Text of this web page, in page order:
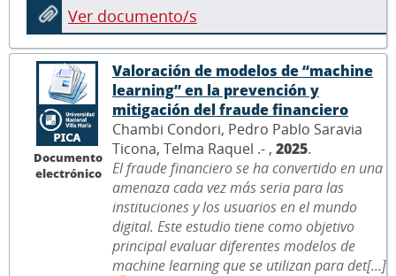
Ver documento/s
Documento
electrónico
Valoración de modelos de “machine
learning” en la prevención y
mitigación del fraude financiero
Chambi Condori, Pedro Pablo Saravia
Ticona, Telma Raquel .- , 2025.
El fraude financiero se ha convertido en una
amenaza cada vez más seria para las
instituciones y los usuarios en el mundo
digital. Este estudio tiene como objetivo
principal evaluar diferentes modelos de
machine learning que se utilizan para det[...]